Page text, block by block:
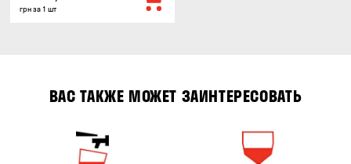
грн за 1 шт
ВАС ТАКЖЕ МОЖЕТ ЗАИНТЕРЕСОВАТЬ